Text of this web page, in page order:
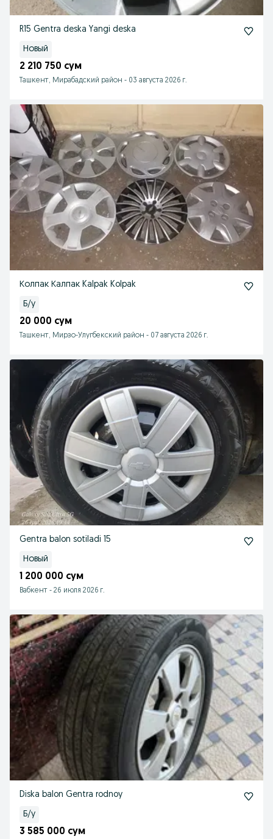
R15 Gentra deska Yangi deska
Новый
2 210 750 сум
Ташкент, Мирабадский район - 03 августа 2026 г.
Колпак Калпак Kalpak Kolpak
Б/у
20 000 сум
Ташкент, Мирзо-Улугбекский район - 07 августа 2026 г.
Gentra balon sotiladi 15
Новый
1 200 000 сум
Вабкент - 26 июля 2026 г.
Diska balon Gentra rodnoy
Б/у
3 585 000 сум